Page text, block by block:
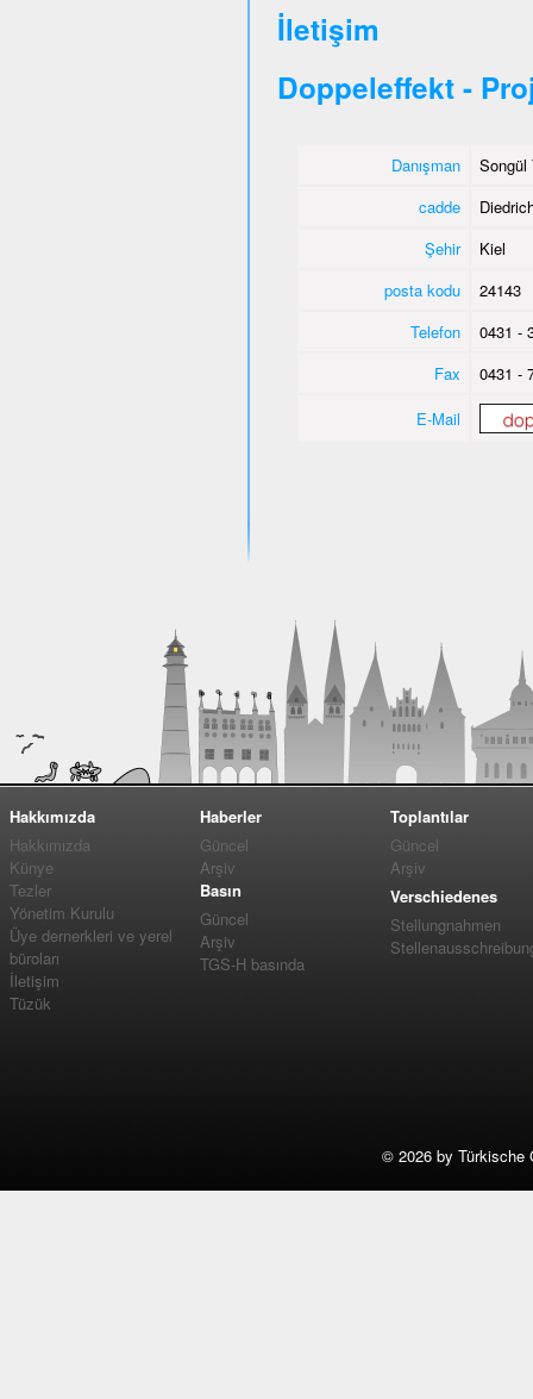
İletişim
Doppeleffekt -
Danışman
Songül
cadde
Şehir
Kiel
posta kodu
24143
Telefon
0431 -
Fax
0431 -
E-Mail
Hakkımızda
Hakkımızda
Künye
Tezler
Yönetim Kurulu
Üye dernerkleri ve yerel
büroları
İletişim
Tüzük
Haberler
Güncel
Arşiv
Basın
Güncel
Arşiv
TGS-H basında
Toplantılar
Güncel
Arşiv
Verschiedenes
Stellungnahmen
© 2026 by Türkische